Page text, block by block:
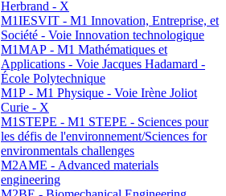
Herbrand - X
M1IESVIT - M1 Innovation, Entreprise, et
Société - Voie Innovation technologique
M1MAP - M1 Mathématiques et
Applications - Voie Jacques Hadamard -
École Polytechnique
M1P - M1 Physique - Voie Irène Joliot
Curie - X
M1STEPE - M1 STEPE - Sciences pour
les défis de l'environnement/Sciences for
environmentals challenges
M2AME - Advanced materials
engineering